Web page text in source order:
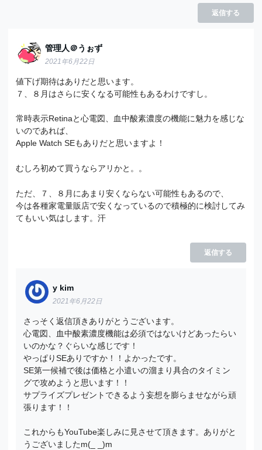
返信する
管理人＠うぉず
2021年6月22日
値下げ期待はありだと思います。
７、８月はさらに安くなる可能性もあるわけですし。
常時表示Retinaと心電図、血中酸素濃度の機能に魅力を感じな
いのであれば、
Apple Watch SEもありだと思いますよ！
むしろ初めて買うならアリかと。。
ただ、７、８月にあまり安くならない可能性もあるので、
今は各種家電量販店で安くなっているので積極的に検討してみ
てもいい気はします。汗
返信する
y kim
2021年6月22日
さっそく返信頂きありがとうございます。
心電図、血中酸素濃度機能は必須ではないけどあったらい
いのかな？ぐらいな感じです！
やっぱりSEありですか！！よかったです。
SE第一候補で後は価格と小遣いの溜まり具合のタイミン
グで攻めようと思います！！
サプライズプレゼントできるよう妄想を膨らませながら頑
張ります！！
これからもYouTube楽しみに見させて頂きます。ありがと
うございましたm(_ _)m